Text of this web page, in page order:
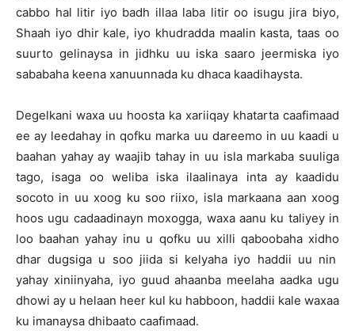
cabbo hal litir iyo badh illaa laba litir oo isugu jira biyo,
Shaah iyo dhir kale, iyo khudradda maalin kasta, taas oo
suurto gelinaysa in jidhku uu iska saaro jeermiska iyo
sababaha keena xanuunnada ku dhaca kaadihaysta.
Degelkani waxa uu hoosta ka xariiqay khatarta caafimaad
ee ay leedahay in qofku marka uu dareemo in uu kaadi u
baahan yahay ay waajib tahay in uu isla markaba suuliga
tago, isaga oo weliba iska ilaalinaya inta ay kaadidu
socoto in uu xoog ku soo riixo, isla markaana aan xoog
hoos ugu cadaadinayn moxogga, waxa aanu ku taliyey in
loo baahan yahay inu u qofku uu xilli qaboobaha xidho
dhar dugsiga u soo jiida si kelyaha iyo haddii uu nin
yahay xiniinyaha, iyo guud ahaanba meelaha aadka ugu
dhowi ay u helaan heer kul ku habboon, haddii kale waxaa
ku imanaysa dhibaato caafimaad.